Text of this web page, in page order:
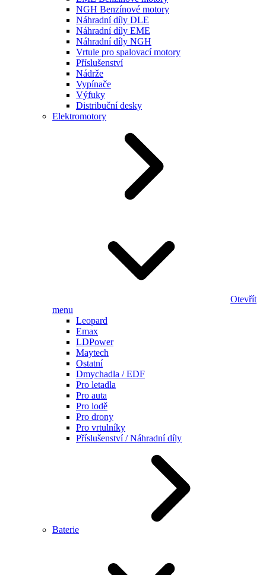
NGH Benzínové motory
Náhradní díly DLE
Náhradní díly EME
Náhradní díly NGH
Vrtule pro spalovací motory
Příslušenství
Nádrže
Vypínače
Výfuky
Distribuční desky
Elektromotory
Otevřít
menu
Leopard
Emax
LDPower
Maytech
Ostatní
Dmychadla / EDF
Pro letadla
Pro auta
Pro lodě
Pro drony
Pro vrtulníky
Příslušenství / Náhradní díly
Baterie